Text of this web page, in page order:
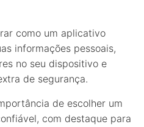
como um aplicativo
informações pessoais,
no seu dispositivo e
de segurança.
de escolher um
com destaque para